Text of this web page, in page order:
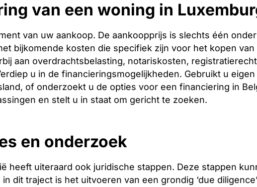
van een woning in
van uw aankoop. De aankoopprijs is slechts één
bijkomende kosten die specifiek zijn voor het kopen van
aan overdrachtsbelasting, notariskosten,
u in de financieringsmogelijkheden. Gebruikt u
of onderzoekt u de opties voor een financiering in
en stelt u in staat om gericht te zoeken.
en onderzoek
heeft uiteraard ook juridische stappen. Deze stappen
dit traject is het uitvoeren van een grondig ‘due